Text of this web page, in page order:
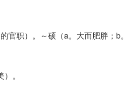
官职）。～硕（a。大而肥胖；b
。